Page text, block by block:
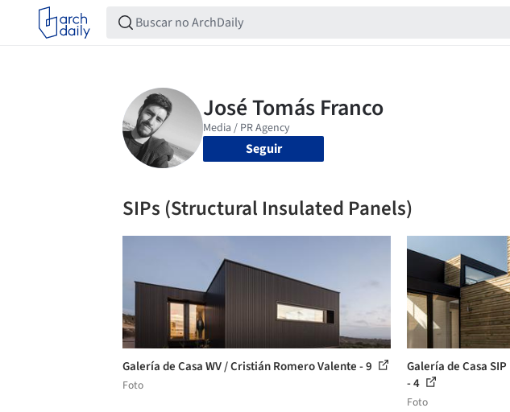
Seguir
SIPs (Structural Insulated Panels)
Galería de Casa WV / Cristián Romero Valente - 9
Foto
Galería de Casa
- 4
Foto